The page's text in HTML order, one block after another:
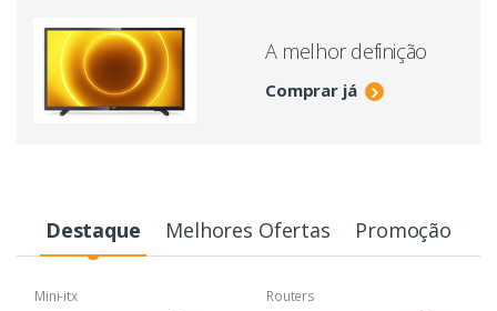
A melhor definição
Comprar já
Destaque Melhores Ofertas Promoção
Mini-itx
Routers